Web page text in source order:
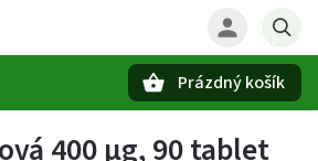
Prázdný košík
400 µg, 90 tablet